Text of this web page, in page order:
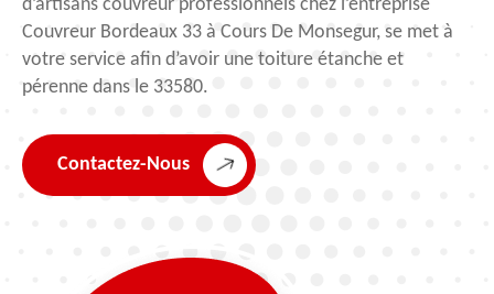
d’artisans couvreur professionnels chez l’entreprise
Couvreur Bordeaux 33 à Cours De Monsegur, se met à
votre service afin d’avoir une toiture étanche et
pérenne dans le 33580.
Contactez-Nous